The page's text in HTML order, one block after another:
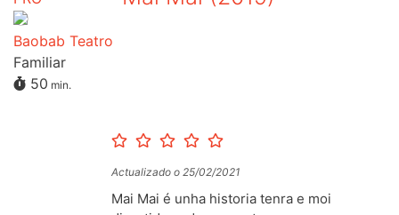
Baobab Teatro
Familiar
50 min.
Actualizado o 25/02/2021
Mai Mai é unha historia tenra e moi